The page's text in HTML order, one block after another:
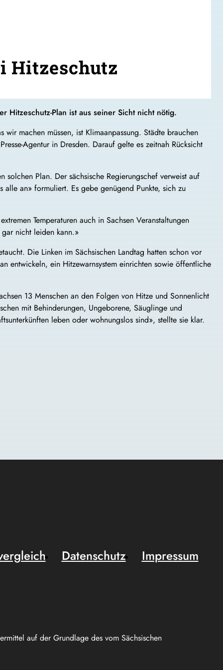
Hitzeschutz
Hitzeschutz-Plan ist aus seiner Sicht nicht nötig.
machen müssen, ist Klimaanpassung. Städte brauchen
Agentur in Dresden. Darauf gelte es zeitnah Rücksicht
Plan. Der sächsische Regierungschef verweist auf
an» formuliert. Es gebe genügend Punkte, sich zu
Temperaturen auch in Sachsen Veranstaltungen
nicht leiden kann.»
Die Linken im Sächsischen Landtag hatten schon vor
entwickeln, ein Hitzewarnsystem einrichten sowie öffentliche
13 Menschen an den Folgen von Hitze und Sonnenlicht
mit Behinderungen, Ungeborene, Säuglinge und
leben oder wohnungslos sind», stellte sie klar.
auf der Grundlage des vom Sächsischen
Datenschutz
Impressum